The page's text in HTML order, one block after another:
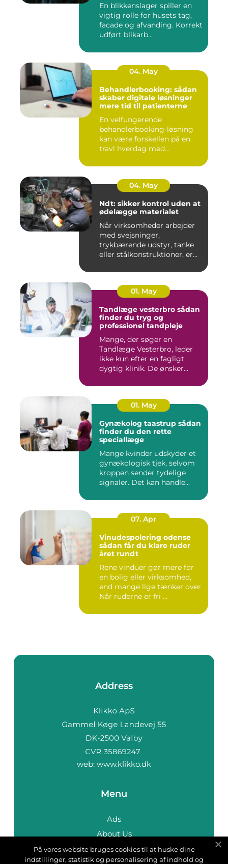
En blikkenslager spiller en
vigtig rolle for husets tag,
facade og afvanding. Korrekt
udført blikarb...
04. May
Behandlerbooking: sådan
skaber digitale løsninger
mere tid til patienterne
En velfungerende
behandlerbooking-løsning
kan være forskellen på en
travl hverdag med
04. May
Ndt: sikker kontrol uden at
ødelægge materialet
Når virksomheder arbejder
med svejsninger,
trykbærende udstyr, tanke
eller stålkonstruktioner, er
01. May
Tandlæge vesterbro sådan
finder du tryg og
professionel tandpleje
Mange, der søger en
Tandlæge Vesterbro, leder
ikke kun efter en fagligt
dygtig klinik. De ønsker
01. May
Gynækolog taastrup sådan
finder du den rette
speciallæge
Mange kvinder udskyder et
gynækologisk tjek, selvom
kroppen sender tydelige
signaler. Det kan handle...
07. Apr
Vinudespolering odense
sådan får du klare ruder
året rundt
Rene vinduer gør mere for
en bolig eller virksomhed,
end mange lige tænker over.
Når ruderne er fri ...
Address
web: www.klikko.dk
Menu
Ads
About Us
Cookies
På vores website bruges cookies til at huske dine
indstillinger, statistik og personalisering af indhold og